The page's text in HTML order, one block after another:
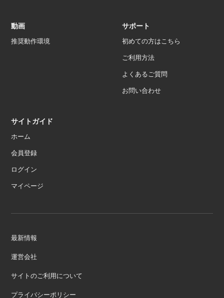
動画
推奨動作環境
サポート
初めての方はこちら
ご利用方法
よくあるご質問
お問い合わせ
サイトガイド
ホーム
会員登録
ログイン
マイページ
最新情報
運営会社
サイトのご利用について
プライバシーポリシー